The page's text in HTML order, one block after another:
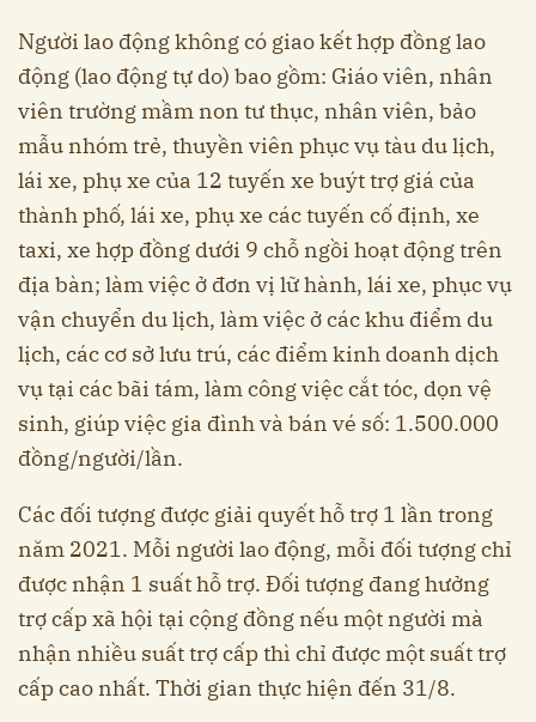
Người lao động không có giao kết hợp đồng lao
động (lao động tự do) bao gồm: Giáo viên, nhân
viên trường mầm non tư thục, nhân viên, bảo
mẫu nhóm trẻ, thuyền viên phục vụ tàu du lịch,
lái xe, phụ xe của 12 tuyến xe buýt trợ giá của
thành phố, lái xe, phụ xe các tuyến cố định, xe
taxi, xe hợp đồng dưới 9 chỗ ngồi hoạt động trên
địa bàn; làm việc ở đơn vị lữ hành, lái xe, phục vụ
vận chuyển du lịch, làm việc ở các khu điểm du
lịch, các cơ sở lưu trú, các điểm kinh doanh dịch
vụ tại các bãi tám, làm công việc cắt tóc, dọn vệ
sinh, giúp việc gia đình và bán vé số: 1.500.000
đồng/người/lần.
Các đối tượng được giải quyết hỗ trợ 1 lần trong
năm 2021. Mỗi người lao động, mỗi đối tượng chỉ
được nhận 1 suất hỗ trợ. Đối tượng đang hưởng
trợ cấp xã hội tại cộng đồng nếu một người mà
nhận nhiều suất trợ cấp thì chỉ được một suất trợ
cấp cao nhất. Thời gian thực hiện đến 31/8.